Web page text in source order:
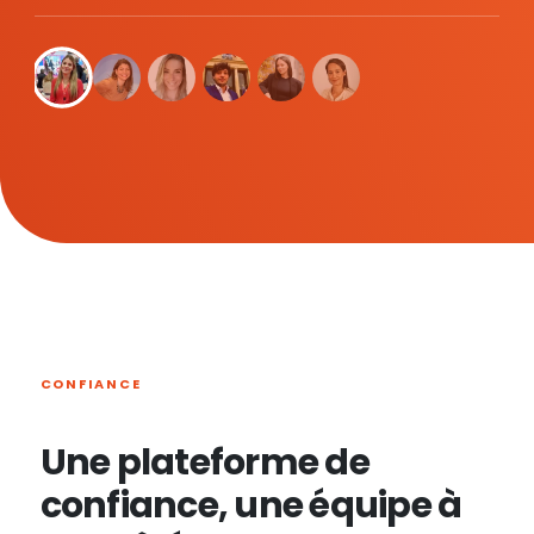
CONFIANCE
Une plateforme de
confiance, une équipe à